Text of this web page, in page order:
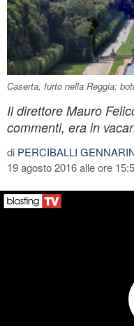
Caserta, furto nella Reggia:
Il direttore Mauro
commenti, era in
di PERCIBALLI
19 agosto 2016 alle ore